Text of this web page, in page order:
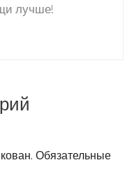
лучше!
Обязательные